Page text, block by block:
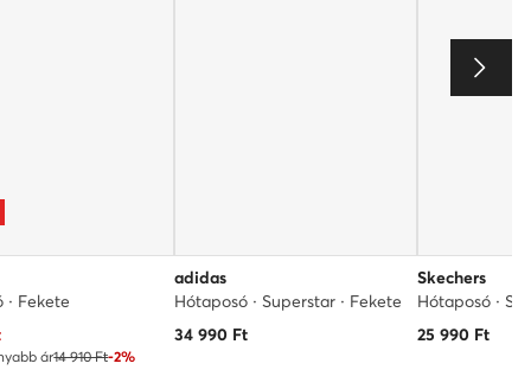
· Fekete
ár14 910 Ft-2%
adidas
Hótaposó · Superstar · Fekete
34 990Ft
Skechers
Hótaposó ·
25 990Ft